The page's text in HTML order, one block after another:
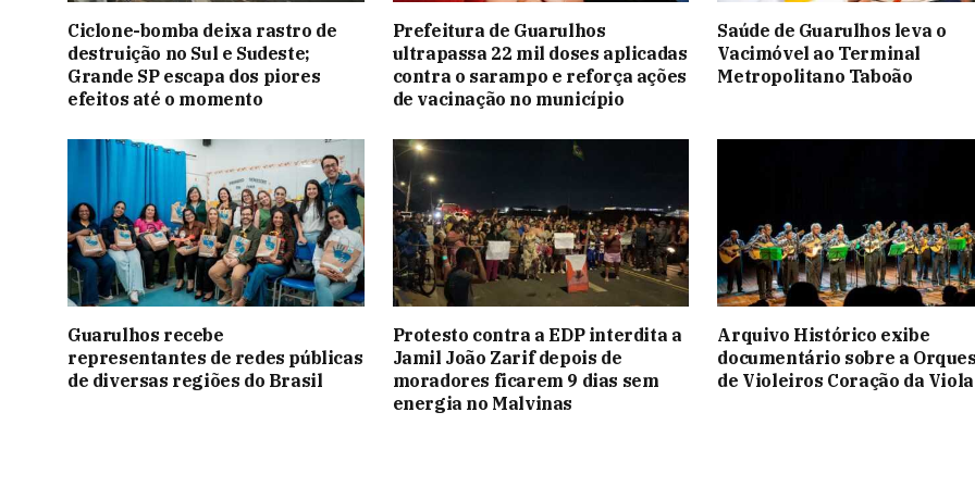
Ciclone-bomba deixa rastro de
destruição no Sul e Sudeste;
Grande SP escapa dos piores
efeitos até o momento
Prefeitura de Guarulhos
ultrapassa 22 mil doses aplicadas
contra o sarampo e reforça ações
de vacinação no município
Saúde de Guarulhos leva o
Vacimóvel ao Terminal
Metropolitano Taboão
Guarulhos recebe
representantes de redes públicas
de diversas regiões do Brasil
Protesto contra a EDP interdita a
Jamil João Zarif depois de
moradores ficarem 9 dias sem
energia no Malvinas
Arquivo Histórico exibe
documentário sobre a
de Violeiros Coração da Viola